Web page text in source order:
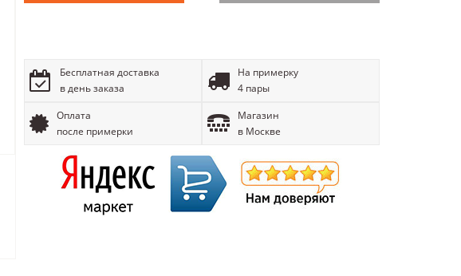
Бесплатная доставка
в день заказа
На примерку
4 пары
Оплата
после примерки
Магазин
в Москве